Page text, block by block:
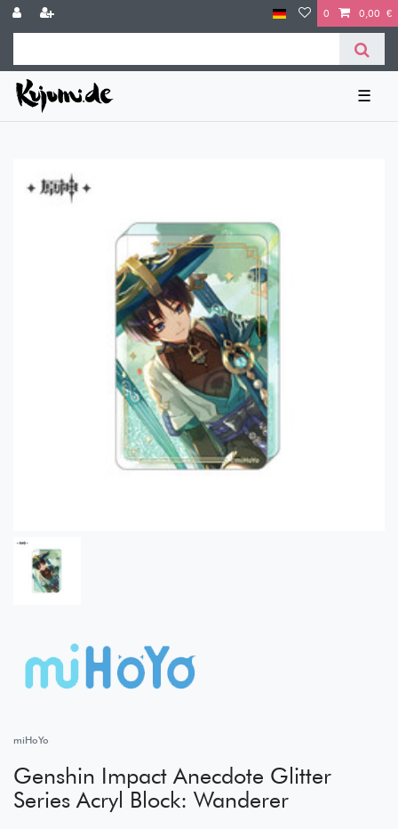
0 0,00 €
☰
miHoYo
Genshin Impact Anecdote Glitter
Series Acryl Block: Wanderer